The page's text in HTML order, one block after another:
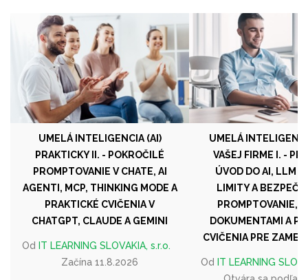
UMELÁ INTELIGENCIA (AI)
PRAKTICKY II. - POKROČILÉ
PROMPTOVANIE V CHATE, AI
AGENTI, MCP, THINKING MODE A
PRAKTICKÉ CVIČENIA V
CHATGPT, CLAUDE A GEMINI
Od IT LEARNING SLOVAKIA, s.r.o.
Začína 11.8.2026
UMELÁ
VAŠEJ FIRME I. -
ÚVOD DO AI, LLM
LIMITY A
PROMPTOVANIE,
DOKUMENTAMI A
CVIČENIA PRE
Od IT LEARNING